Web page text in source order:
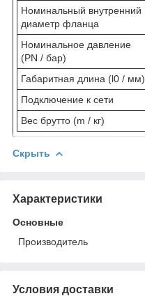
Номинальный внутренний
диаметр фланца
Номинальное давление
(PN / бар)
Габаритная длина (l0 / мм)
Подключение к сети
Вес брутто (m / кг)
Скрыть
Характеристики
Основные
Производитель
Условия доставки